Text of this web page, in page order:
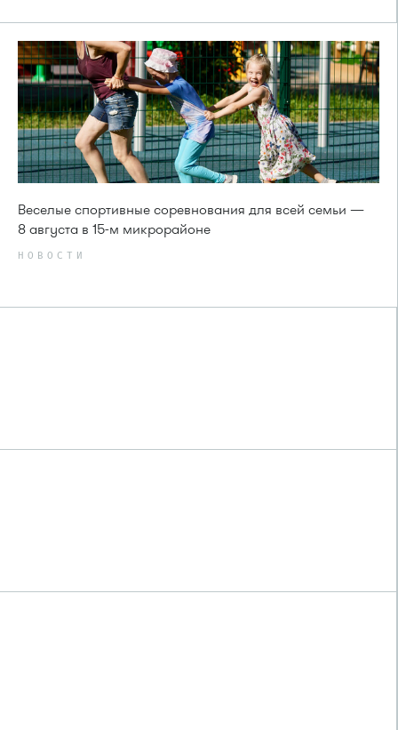
Веселые спортивные соревнования для всей семьи —
8 августа в 15-м микрорайоне
НОВОСТИ